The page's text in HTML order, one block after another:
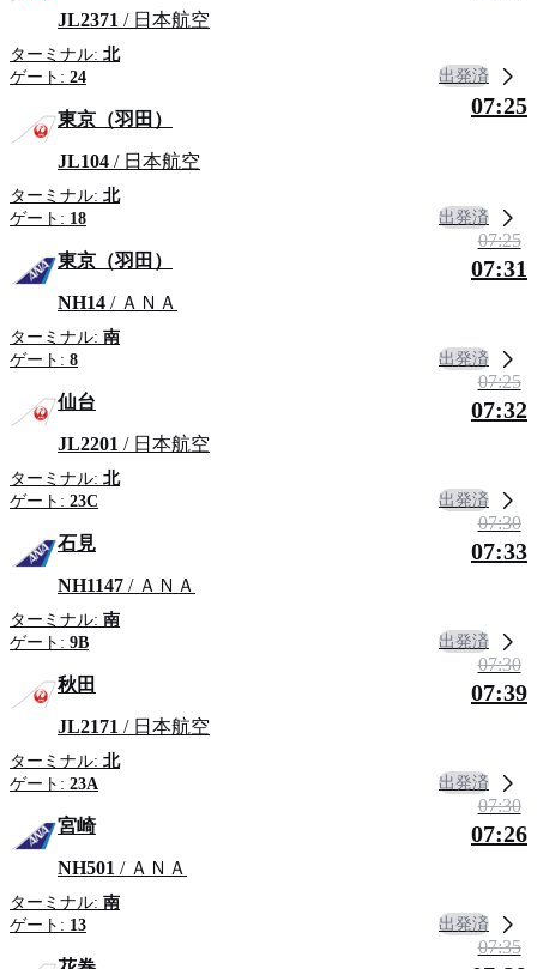
JL2371 / 日本航空
ターミナル: 北
ゲート: 24 出発済
東京（羽田）
JL104 / 日本航空
ターミナル: 北
ゲート: 18
07:25
出発済
東京（羽田）
NH14 / ＡＮＡ
ターミナル: 南
ゲート: 8
07:25
07:31
出発済
仙台
JL2201 / 日本航空
ターミナル: 北
ゲート: 23C
07:25
07:32
出発済
石見
NH1147 / ＡＮＡ
ターミナル: 南
ゲート: 9B
07:30
07:33
出発済
秋田
JL2171 / 日本航空
ターミナル: 北
ゲート: 23A
07:30
07:39
出発済
宮崎
NH501 / ＡＮＡ
ターミナル: 南
ゲート: 13
07:30
07:26
出発済
07:35